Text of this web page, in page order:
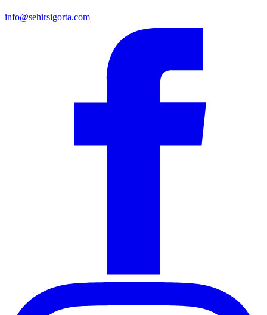
info@sehirsigorta.com